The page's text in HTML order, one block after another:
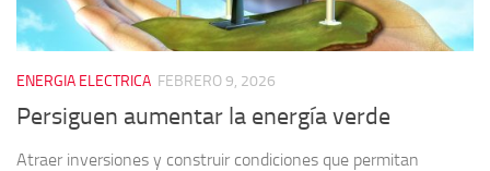
ENERGIA ELECTRICA FEBRERO 9, 2026
Persiguen aumentar la energía verde
Atraer inversiones y construir condiciones que permitan